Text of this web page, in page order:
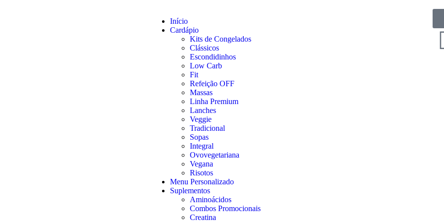
Início
Cardápio
Kits de Congelados
Clássicos
Escondidinhos
Low Carb
Fit
Refeição OFF
Massas
Linha Premium
Lanches
Veggie
Tradicional
Sopas
Integral
Ovovegetariana
Vegana
Risotos
Menu Personalizado
Suplementos
Aminoácidos
Combos Promocionais
Creatina